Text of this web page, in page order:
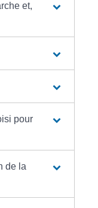
et,
pour
de la